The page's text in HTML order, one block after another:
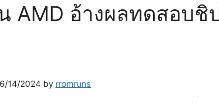
AMD อ้างผลทดสอบชิ
14/2024 by rromruns